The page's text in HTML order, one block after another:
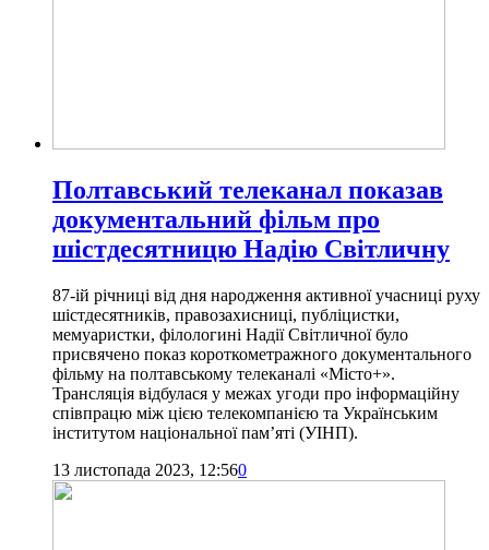
Полтавський телеканал показав
документальний фільм про
шістдесятницю Надію Світличну
87-ій річниці від дня народження активної учасниці руху
шістдесятників, правозахисниці, публіцистки,
мемуаристки, філологині Надії Світличної було
присвячено показ короткометражного документального
фільму на полтавському телеканалі «Місто+».
Трансляція відбулася у межах угоди про інформаційну
співпрацю між цією телекомпанією та Українським
інститутом національної пам’яті (УІНП).
13 листопада 2023, 12:560